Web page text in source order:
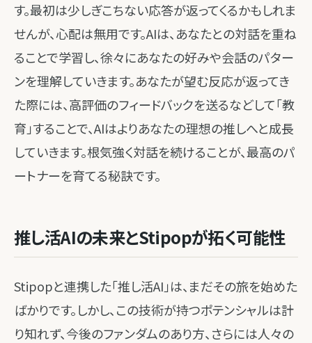
す。最初は少しぎこちない応答が返ってくるかもしれま
せんが、心配は無用です。AIは、あなたとの対話を重ね
ることで学習し、徐々にあなたの好みや会話のパター
ンを理解していきます。あなたが望む反応が返ってき
た際には、高評価のフィードバックを送るなどして「教
育」することで、AIはよりあなたの理想の推しへと成長
していきます。根気強く対話を続けることが、最高のパ
ートナーを育てる秘訣です。
推し活AIの未来とStipopが拓く可能性
Stipopと連携した「推し活AI」は、まだその旅を始めた
ばかりです。しかし、この技術が持つポテンシャルは計
り知れず、今後のファンダムのあり方、さらには人々の